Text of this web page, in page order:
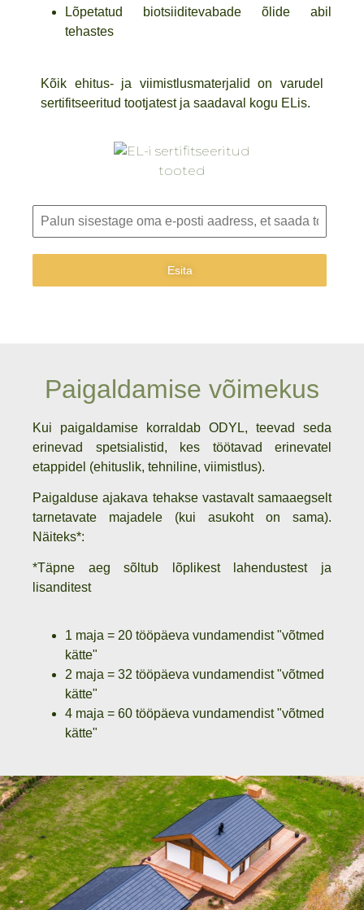
Lõpetatud biotsiiditevabade õlide abil
tehastes
Kõik ehitus- ja viimistlusmaterjalid on varudel
sertifitseeritud tootjatest ja saadaval kogu ELis.
Esita
Paigaldamise võimekus
Kui paigaldamise korraldab ODYL, teevad seda
erinevad spetsialistid, kes töötavad erinevatel
etappidel (ehituslik, tehniline, viimistlus).
Paigalduse ajakava tehakse vastavalt samaaegselt
tarnetavate majadele (kui asukoht on sama).
Näiteks*:
*Täpne aeg sõltub lõplikest lahendustest ja
lisanditest
1 maja = 20 tööpäeva vundamendist "võtmed
kätte"
2 maja = 32 tööpäeva vundamendist "võtmed
kätte"
4 maja = 60 tööpäeva vundamendist "võtmed
kätte"